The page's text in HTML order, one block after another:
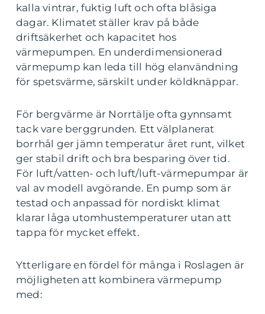
kalla vintrar, fuktig luft och ofta blåsiga
dagar. Klimatet ställer krav på både
driftsäkerhet och kapacitet hos
värmepumpen. En underdimensionerad
värmepump kan leda till hög elanvändning
för spetsvärme, särskilt under köldknäppar.
För bergvärme är Norrtälje ofta gynnsamt
tack vare berggrunden. Ett välplanerat
borrhål ger jämn temperatur året runt, vilket
ger stabil drift och bra besparing över tid.
För luft/vatten- och luft/luft-värmepumpar är
val av modell avgörande. En pump som är
testad och anpassad för nordiskt klimat
klarar låga utomhustemperaturer utan att
tappa för mycket effekt.
Ytterligare en fördel för många i Roslagen är
möjligheten att kombinera värmepump
med: